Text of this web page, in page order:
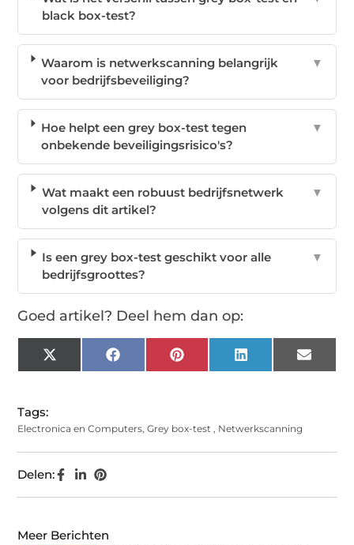
black box-test?
Waarom is netwerkscanning belangrijk
voor bedrijfsbeveiliging?
▼
Hoe helpt een grey box-test tegen
onbekende beveiligingsrisico's?
▼
Wat maakt een robuust bedrijfsnetwerk
volgens dit artikel?
▼
Is een grey box-test geschikt voor alle
bedrijfsgroottes?
▼
Goed artikel? Deel hem dan op:
X
(Twitter)
Facebook Pinterest LinkedIn Email
Tags:
Electronica en Computers,Grey box-test , Netwerkscanning
Delen:
Meer Berichten